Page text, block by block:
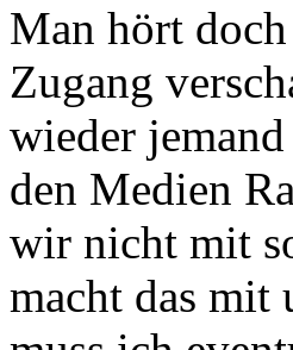
Man hört
Zugang
wieder
den Medien
wir nicht mit
macht das mit